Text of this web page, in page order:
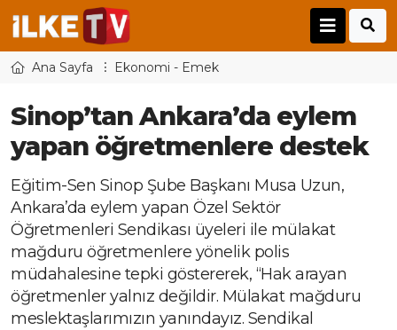
Ana Sayfa Ekonomi - Emek
Sinop’tan Ankara’da eylem
yapan öğretmenlere destek
Eğitim-Sen Sinop Şube Başkanı Musa Uzun,
Ankara’da eylem yapan Özel Sektör
Öğretmenleri Sendikası üyeleri ile mülakat
mağduru öğretmenlere yönelik polis
müdahalesine tepki göstererek, “Hak arayan
öğretmenler yalnız değildir. Mülakat mağduru
meslektaşlarımızın yanındayız. Sendikal